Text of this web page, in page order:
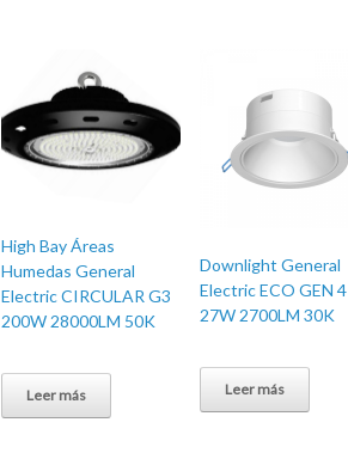
High Bay Áreas
Humedas General
Electric CIRCULAR G3
200W 28000LM 50K
Leer más
Downlight General
Electric ECO GEN 4
27W 2700LM 30K
Leer más